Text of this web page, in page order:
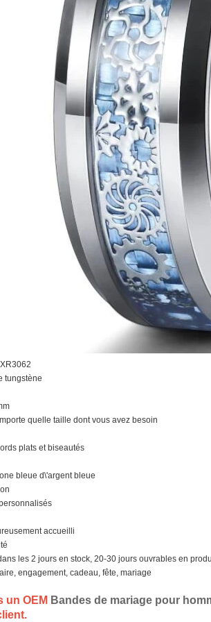
tungstène
quelle taille dont vous avez besoin
plats et biseautés
bleue d\'argent bleue
accueilli
les 2 jours en stock, 20-30 jours ouvrables en
engagement, cadeau, fête, mariage
un OEM Bandes de mariage pour